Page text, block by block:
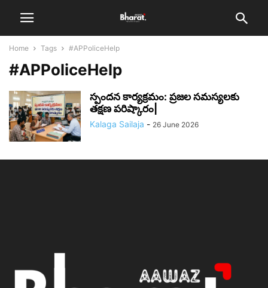
Home Tags #APPoliceHelp
#APPoliceHelp
స్పందన కార్యక్రమం: ప్రజల సమస్యలకు
తక్షణ పరిష్కారం|
Kalaga Sailaja - 26 June 2026